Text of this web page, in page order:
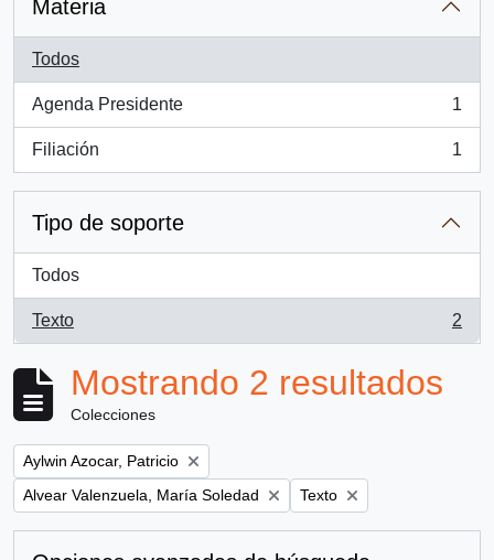
Materia
Todos
Agenda Presidente
, 1 resultados
1
Filiación
, 1 resultados
1
Tipo de soporte
Todos
Texto
, 2 resultados
2
Mostrando 2 resultados
Colecciones
Remove filter:
Aylwin Azocar, Patricio
Remove filter:
Alvear Valenzuela, María Soledad Remove filter:
Texto